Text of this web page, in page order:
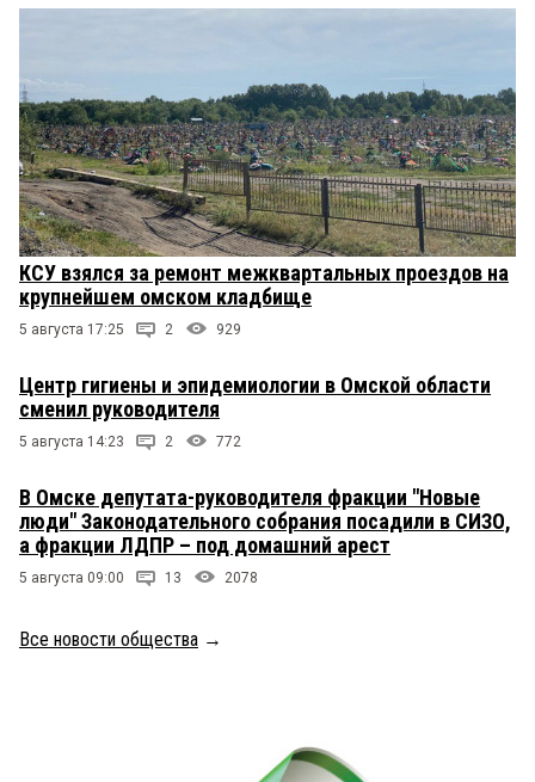
КСУ взялся за ремонт межквартальных проездов на
крупнейшем омском кладбище
5 августа 17:25 2 929
Центр гигиены и эпидемиологии в Омской области
сменил руководителя
5 августа 14:23 2 772
В Омске депутата-руководителя фракции "Новые
люди" Законодательного собрания посадили в СИЗО,
а фракции ЛДПР – под домашний арест
5 августа 09:00 13 2078
Все новости общества →